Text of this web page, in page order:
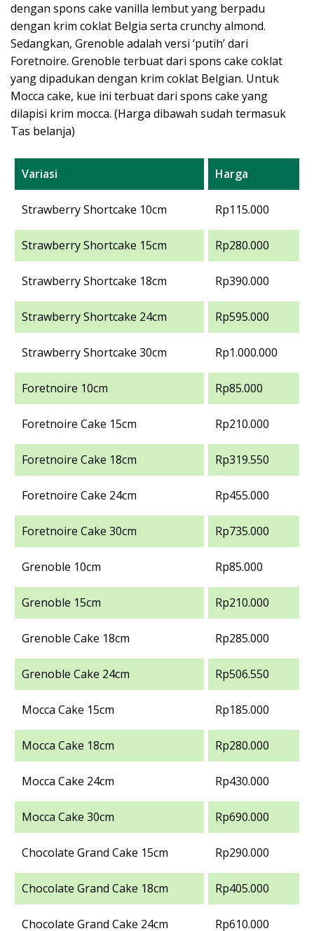
dengan spons cake vanilla lembut yang berpadu
dengan krim coklat Belgia serta crunchy almond.
Sedangkan, Grenoble adalah versi ‘putih’ dari
Foretnoire. Grenoble terbuat dari spons cake coklat
yang dipadukan dengan krim coklat Belgian. Untuk
Mocca cake, kue ini terbuat dari spons cake yang
dilapisi krim mocca. (Harga dibawah sudah termasuk
Tas belanja)
Variasi Harga
Strawberry Shortcake 10cm Rp115.000
Strawberry Shortcake 15cm Rp280.000
Strawberry Shortcake 18cm Rp390.000
Strawberry Shortcake 24cm Rp595.000
Strawberry Shortcake 30cm Rp1.000.000
Foretnoire 10cm Rp85.000
Foretnoire Cake 15cm Rp210.000
Foretnoire Cake 18cm Rp319.550
Foretnoire Cake 24cm Rp455.000
Foretnoire Cake 30cm Rp735.000
Grenoble 10cm Rp85.000
Grenoble 15cm Rp210.000
Grenoble Cake 18cm Rp285.000
Grenoble Cake 24cm Rp506.550
Mocca Cake 15cm Rp185.000
Mocca Cake 18cm Rp280.000
Mocca Cake 24cm Rp430.000
Mocca Cake 30cm Rp690.000
Chocolate Grand Cake 15cm Rp290.000
Chocolate Grand Cake 18cm Rp405.000
Chocolate Grand Cake 24cm Rp610.000